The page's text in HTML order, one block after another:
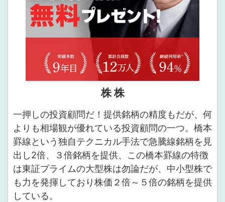
株 株
一押しの投資顧問だ！提供銘柄の精度もだが、何
よりも相場観が優れている投資顧問の一つ。橋本
罫線という独自テクニカル手法で急騰線銘柄を見
出し2倍、３倍銘柄を提供、この橋本罫線の特徴
は東証プライムの大型株は勿論だが、中小型株で
も力を発揮しており株価２倍～５倍の銘柄を提供
している。